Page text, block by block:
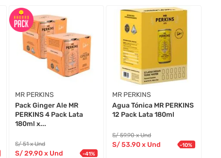
MR PERKINS
Pack Ginger Ale MR
PERKINS 4 Pack Lata
180ml x...
S/51 x Und
S/29.90x Und -41%
MR PERKINS
Agua Tónica MR PERKINS
12 Pack Lata 180ml
S/59.90 x Und
S/53.90x Und -10%